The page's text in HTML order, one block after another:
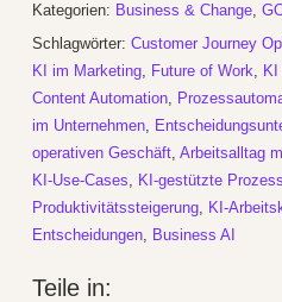
wirksam
Business
einsetzen
Menge
Kategorien: Business & Change,
Schlagwörter: Customer Journey
KI im Marketing, Future of Work,
Content Automation,
im Unternehmen,
operativen Geschäft, Arbeitsalltag
KI‑Use‑Cases, KI‑gestützte
Produktivitätssteigerung,
Entscheidungen, Business AI
Teile in: